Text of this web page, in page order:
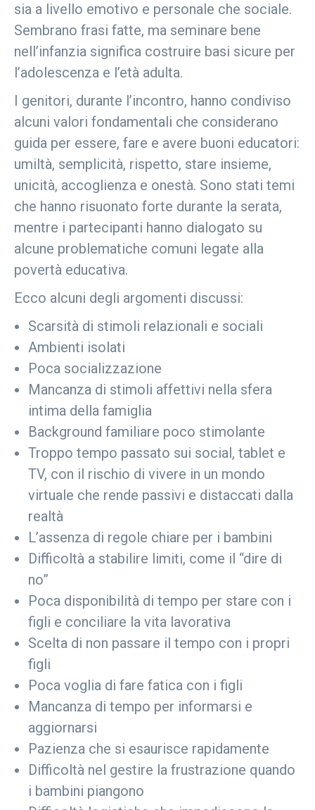
sia a livello emotivo e personale che sociale.
Sembrano frasi fatte, ma seminare bene
nell’infanzia significa costruire basi sicure per
l’adolescenza e l’età adulta.
I genitori, durante l’incontro, hanno condiviso
alcuni valori fondamentali che considerano
guida per essere, fare e avere buoni educatori:
umiltà, semplicità, rispetto, stare insieme,
unicità, accoglienza e onestà. Sono stati temi
che hanno risuonato forte durante la serata,
mentre i partecipanti hanno dialogato su
alcune problematiche comuni legate alla
povertà educativa.
Ecco alcuni degli argomenti discussi:
Scarsità di stimoli relazionali e sociali
Ambienti isolati
Poca socializzazione
Mancanza di stimoli affettivi nella sfera
intima della famiglia
Background familiare poco stimolante
Troppo tempo passato sui social, tablet e
TV, con il rischio di vivere in un mondo
virtuale che rende passivi e distaccati dalla
realtà
L’assenza di regole chiare per i bambini
Difficoltà a stabilire limiti, come il “dire di
no”
Poca disponibilità di tempo per stare con i
figli e conciliare la vita lavorativa
Scelta di non passare il tempo con i propri
figli
Poca voglia di fare fatica con i figli
Mancanza di tempo per informarsi e
aggiornarsi
Pazienza che si esaurisce rapidamente
Difficoltà nel gestire la frustrazione quando
i bambini piangono